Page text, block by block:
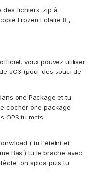
des fichiers .zip à
Frozen Eclaire 8 ,
vous pouvez utiliser
JC3 (pour des souci de
one Package et tu
cocher one package
OPS tu mets
( tu l'éteint et
Bas ) tu le brache avec
ton spica puis tu